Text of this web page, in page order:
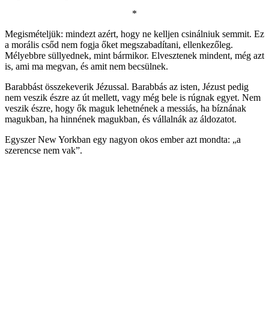
*
Megismételjük: mindezt azért, hogy ne kelljen csinálniuk semmit. Ez
a morális csőd nem fogja őket megszabadítani, ellenkezőleg.
Mélyebbre süllyednek, mint bármikor. Elvesztenek mindent, még azt
is, ami ma megvan, és amit nem becsülnek.
Barabbást összekeverik Jézussal. Barabbás az isten, Jézust pedig
nem veszik észre az út mellett, vagy még bele is rúgnak egyet. Nem
veszik észre, hogy ők maguk lehetnének a messiás, ha bíznának
magukban, ha hinnének magukban, és vállalnák az áldozatot.
Egyszer New Yorkban egy nagyon okos ember azt mondta: „a
szerencse nem vak”.